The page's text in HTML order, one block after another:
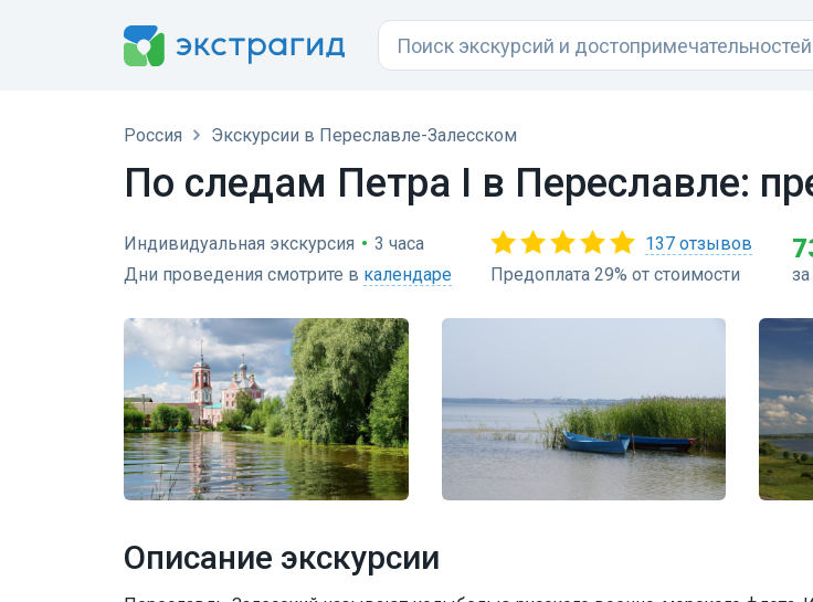
Россия Экскурсии в Переславле-Залесском
По следам Петра I в Переславле:
Индивидуальная экскурсия • 3 часа
Дни проведения смотрите в календаре
137 отзывов
Предоплата 29% от стоимости
Описание экскурсии